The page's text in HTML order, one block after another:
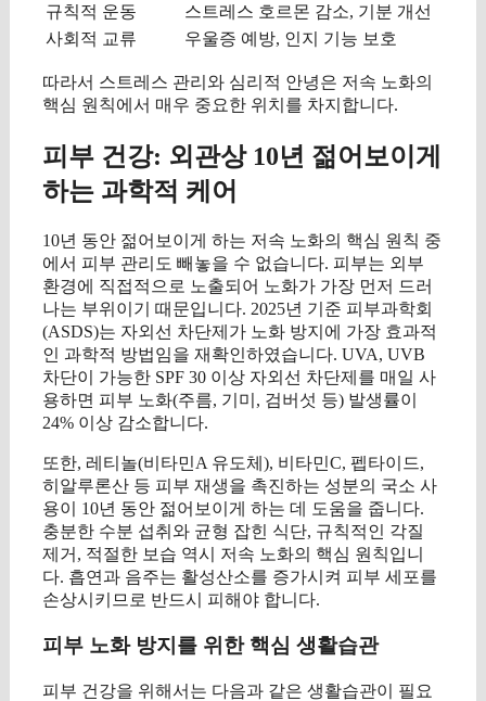
규칙적 운동
스트레스 호르몬 감소, 기분 개선
사회적 교류
우울증 예방, 인지 기능 보호
따라서 스트레스 관리와 심리적 안녕은 저속 노화의
핵심 원칙에서 매우 중요한 위치를 차지합니다.
피부 건강: 외관상 10년 젊어보이게
하는 과학적 케어
10년 동안 젊어보이게 하는 저속 노화의 핵심 원칙 중
에서 피부 관리도 빼놓을 수 없습니다. 피부는 외부
환경에 직접적으로 노출되어 노화가 가장 먼저 드러
나는 부위이기 때문입니다. 2025년 기준 피부과학회
(ASDS)는 자외선 차단제가 노화 방지에 가장 효과적
인 과학적 방법임을 재확인하였습니다. UVA, UVB
차단이 가능한 SPF 30 이상 자외선 차단제를 매일 사
용하면 피부 노화(주름, 기미, 검버섯 등) 발생률이
24% 이상 감소합니다.
또한, 레티놀(비타민A 유도체), 비타민C, 펩타이드,
히알루론산 등 피부 재생을 촉진하는 성분의 국소 사
용이 10년 동안 젊어보이게 하는 데 도움을 줍니다.
충분한 수분 섭취와 균형 잡힌 식단, 규칙적인 각질
제거, 적절한 보습 역시 저속 노화의 핵심 원칙입니
다. 흡연과 음주는 활성산소를 증가시켜 피부 세포를
손상시키므로 반드시 피해야 합니다.
피부 노화 방지를 위한 핵심 생활습관
피부 건강을 위해서는 다음과 같은 생활습관이 필요